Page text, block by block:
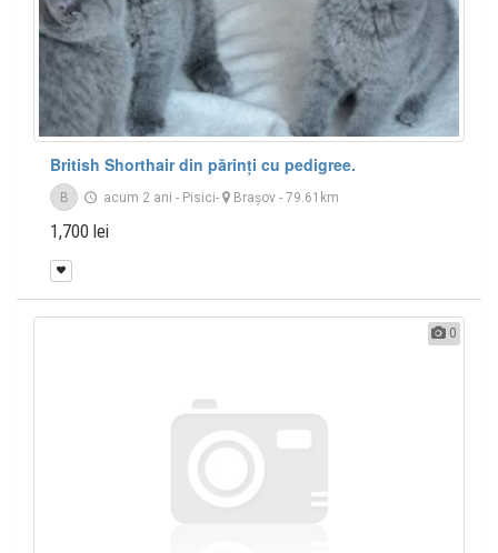
British Shorthair din părinți cu pedigree.
B acum 2 ani - Pisici- Braşov- 79.61km
1,700 lei
0